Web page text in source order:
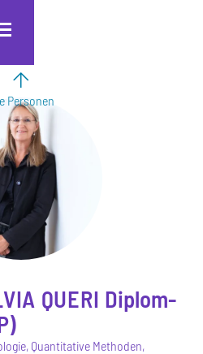
Personen
QUERI Diplom-
Quantitative Methoden,